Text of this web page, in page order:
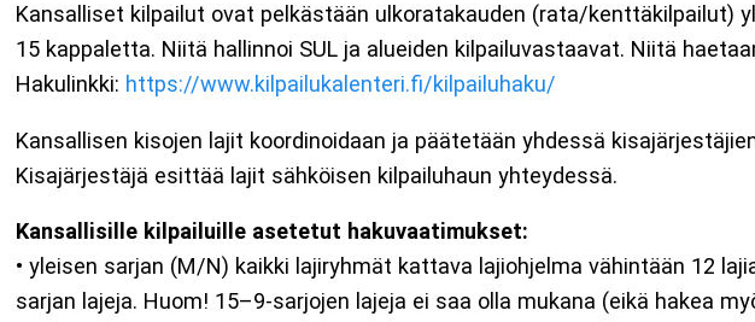
Kansalliset kilpailut ovat pelkästään ulkoratakauden (rata/kenttäkilpailut)
15 kappaletta. Niitä hallinnoi SUL ja alueiden kilpailuvastaavat. Niitä
Hakulinkki: https://www.kilpailukalenteri.fi/kilpailuhaku/
Kansallisen kisojen lajit koordinoidaan ja päätetään yhdessä
Kisajärjestäjä esittää lajit sähköisen kilpailuhaun yhteydessä.
Kansallisille kilpailuille asetetut hakuvaatimukset:
• yleisen sarjan (M/N) kaikki lajiryhmät kattava lajiohjelma vähintään 12
sarjan lajeja. Huom! 15–9-sarjojen lajeja ei saa olla mukana (eikä hakea